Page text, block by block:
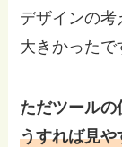
デザインの
大きかったで
ただツール
うすれば見や